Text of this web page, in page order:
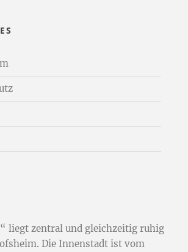
liegt zentral und gleichzeitig ruhig
Die Innenstadt ist vom